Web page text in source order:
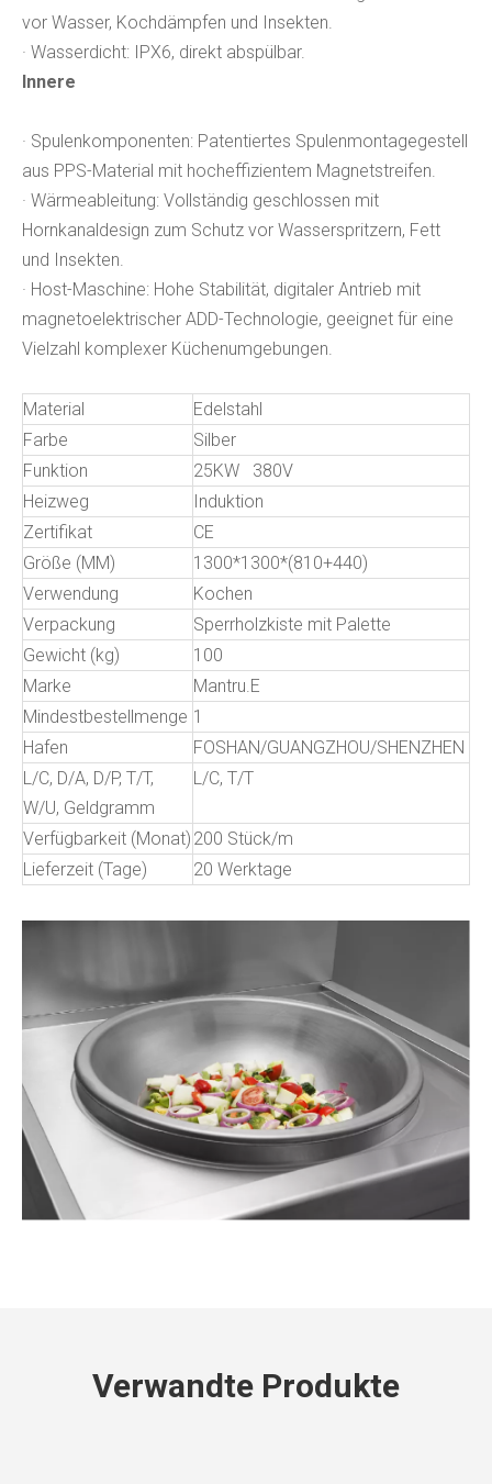
vor Wasser, Kochdämpfen und Insekten.
· Wasserdicht: IPX6, direkt abspülbar.
Innere
· Spulenkomponenten: Patentiertes Spulenmontagegestell
aus PPS-Material mit hocheffizientem Magnetstreifen.
· Wärmeableitung: Vollständig geschlossen mit
Hornkanaldesign zum Schutz vor Wasserspritzern, Fett
und Insekten.
· Host-Maschine: Hohe Stabilität, digitaler Antrieb mit
magnetoelektrischer ADD-Technologie, geeignet für eine
Vielzahl komplexer Küchenumgebungen.
Material
Edelstahl
Farbe
Silber
Funktion
25KW 380V
Heizweg
Induktion
Zertifikat
CE
Größe (MM)
1300*1300*(810+440)
Verwendung
Kochen
Verpackung
Sperrholzkiste mit Palette
Gewicht (kg)
100
Marke
Mantru.E
Mindestbestellmenge 1
Hafen
FOSHAN/GUANGZHOU/SHENZHEN
L/C, D/A, D/P, T/T,
W/U, Geldgramm
L/C, T/T
Verfügbarkeit (Monat) 200 Stück/m
Lieferzeit (Tage)
20 Werktage
Verwandte Produkte